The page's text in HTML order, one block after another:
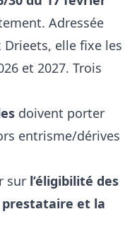
Adressée
elle fixe les
et 2027. Trois
doivent porter
entrisme/dérives
sur l’éligibilité des
et la